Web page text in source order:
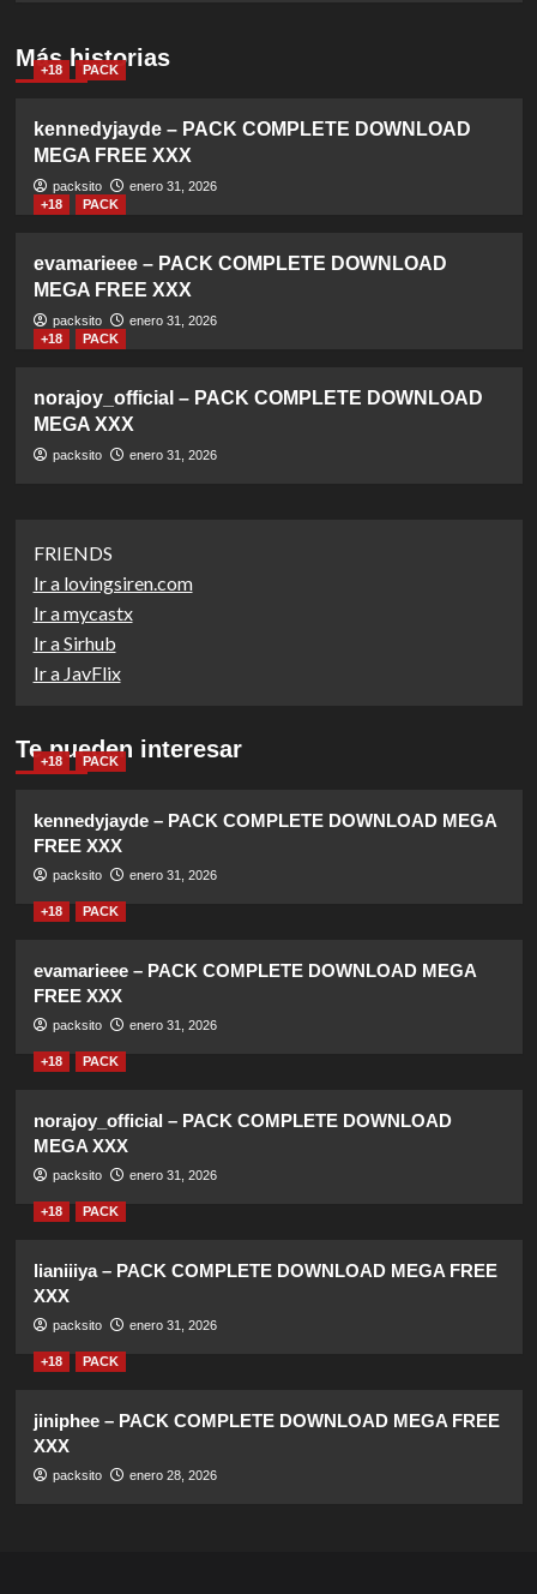
Más historias
+18 PACK
kennedyjayde – PACK COMPLETE DOWNLOAD
MEGA FREE XXX
packsito
enero 31, 2026
+18
PACK
evamarieee – PACK COMPLETE DOWNLOAD
MEGA FREE XXX
packsito
enero 31, 2026
+18
PACK
norajoy_official – PACK COMPLETE DOWNLOAD
MEGA XXX
packsito enero 31, 2026
FRIENDS
Ir a lovingsiren.com
Ir a mycastx
Ir a Sirhub
Ir a JavFlix
Te pueden interesar
+18 PACK
kennedyjayde – PACK COMPLETE DOWNLOAD MEGA
FREE XXX
packsito enero 31, 2026
+18 PACK
evamarieee – PACK COMPLETE DOWNLOAD MEGA
FREE XXX
packsito enero 31, 2026
+18 PACK
norajoy_official – PACK COMPLETE DOWNLOAD
MEGA XXX
packsito enero 31, 2026
+18 PACK
lianiiiya – PACK COMPLETE DOWNLOAD MEGA FREE
XXX
packsito enero 31, 2026
+18 PACK
jiniphee – PACK COMPLETE DOWNLOAD MEGA FREE
XXX
packsito enero 28, 2026